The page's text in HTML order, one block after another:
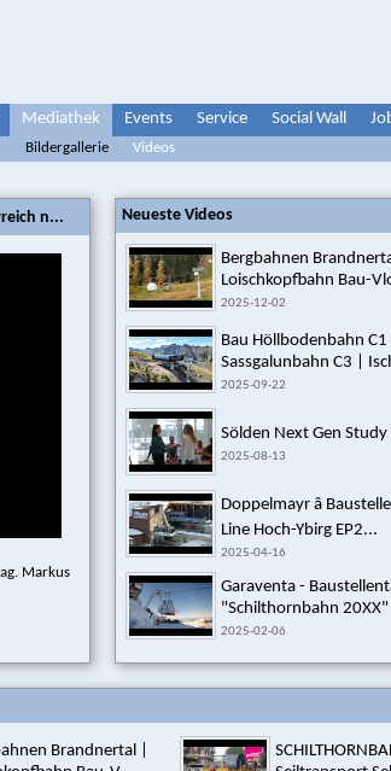
Mediathek Events Service Social Wall
Bildergallerie Videos
n...
Markus
Neueste Videos
Bergbahnen
Loischkopfbahn Bau-
2025-12-02
Bau Höllbodenbahn C1
Sassgalunbahn C3 |
2025-09-22
Sölden Next Gen Study
2025-08-13
Doppelmayr â
Line Hoch-Ybirg EP2...
2025-04-16
Garaventa -
"Schilthornbahn 20XX"
2025-02-06
Brandnertal |